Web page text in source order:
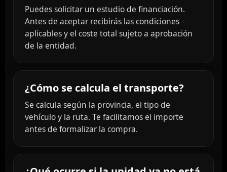
Puedes solicitar un estudio de financiación.
Antes de aceptar recibirás las condiciones
aplicables y el coste total sujeto a aprobación
de la entidad.
¿Cómo se calcula el transporte?
Se calcula según la provincia, el tipo de
vehículo y la ruta. Te facilitamos el importe
antes de formalizar la compra.